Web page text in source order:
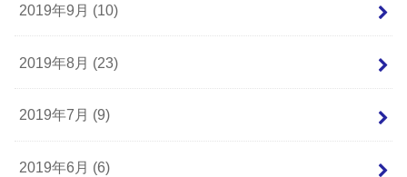
2019年9月 (10)
2019年8月 (23)
2019年7月 (9)
2019年6月 (6)